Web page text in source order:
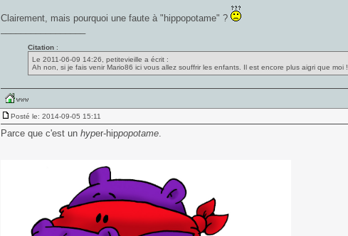
Enfin tout cela est sans importance, ce jeu est un pur délice de nanardise.
Clairement, mais pourquoi une faute à "hippopotame" ?
Citation:
Le 2011-06-09 14:26, petitevieille a écrit :
Ah non, si je fais venir Mario86 ici vous allez souffrir les enfants. Il est encore plus aigri que moi !
Posté le: 2014-09-05 15:11
Parce que c'est un hyper-hippopotame.